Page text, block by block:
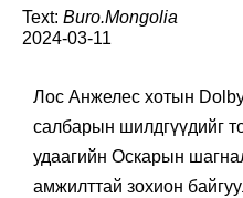
Text: Buro.Mongolia
2024-03-11
Лос Анжелес хотын Dolby
салбарын шилдгүүдийг
удаагийн Оскарын
амжилттай зохион